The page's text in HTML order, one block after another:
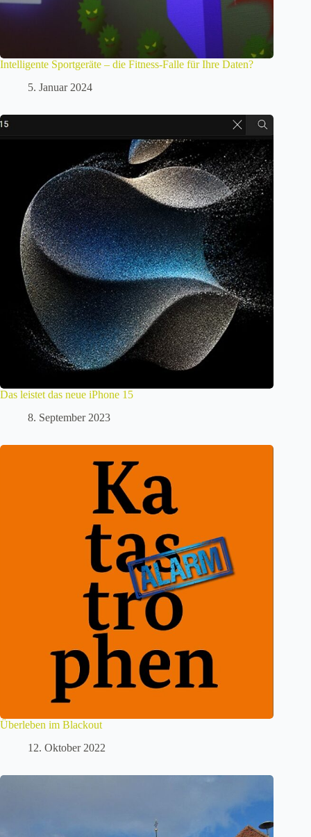
Intelligente Sportgeräte – die Fitness-Falle für Ihre Daten?
5. Januar 2024
Das leistet das neue iPhone 15
8. September 2023
Überleben im Blackout
12. Oktober 2022